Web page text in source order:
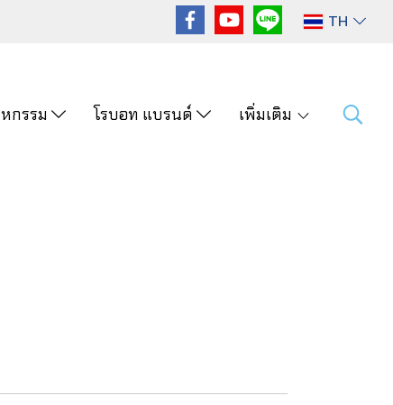
TH
หกรรม โรบอท แบรนด์ เพิ่มเติม